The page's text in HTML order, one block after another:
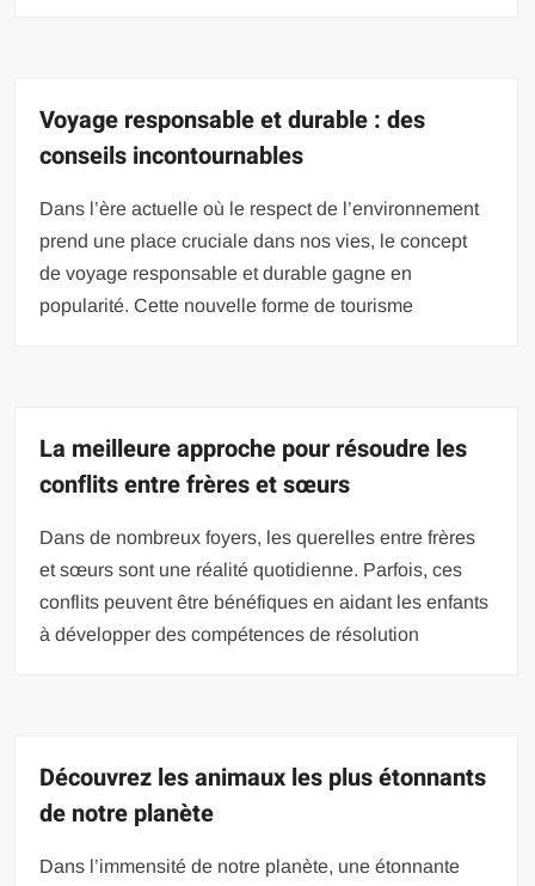
Voyage responsable et durable : des
conseils incontournables
Dans l’ère actuelle où le respect de l’environnement
prend une place cruciale dans nos vies, le concept
de voyage responsable et durable gagne en
popularité. Cette nouvelle forme de tourisme
La meilleure approche pour résoudre les
conflits entre frères et sœurs
Dans de nombreux foyers, les querelles entre frères
et sœurs sont une réalité quotidienne. Parfois, ces
conflits peuvent être bénéfiques en aidant les enfants
à développer des compétences de résolution
Découvrez les animaux les plus étonnants
de notre planète
Dans l’immensité de notre planète, une étonnante